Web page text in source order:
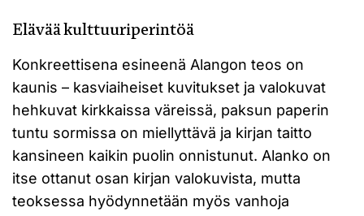
Elävää kulttuuriperintöä
Konkreettisena esineenä Alangon teos on
kaunis – kasviaiheiset kuvitukset ja valokuvat
hehkuvat kirkkaissa väreissä, paksun paperin
tuntu sormissa on miellyttävä ja kirjan taitto
kansineen kaikin puolin onnistunut. Alanko on
itse ottanut osan kirjan valokuvista, mutta
teoksessa hyödynnetään myös vanhoja